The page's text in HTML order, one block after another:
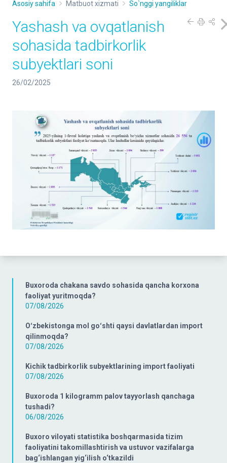
Buxoroda chakana savdo sohasida qancha korxona
faoliyat yuritmoqda?
07/08/2026
Oʻzbekistonga mol goʻshti qaysi davlatlardan import
qilinmoqda?
07/08/2026
Kichik tadbirkorlik subyektlarining import faoliyati
07/08/2026
Buxoroda 1 kilogramm palov tayyorlash qanchaga
tushadi?
06/08/2026
Buxoro viloyati statistika boshqarmasida tizim
faoliyatini takomillashtirish va ustuvor vazifalarga
bag‘ishlangan yig‘ilish o‘tkazildi
Asosiy sahifa Matbuot xizmati So`nggi yangiliklar
Yashash va ovqatlanish
sohasida tadbirkorlik
subyektlari soni
26/02/2025